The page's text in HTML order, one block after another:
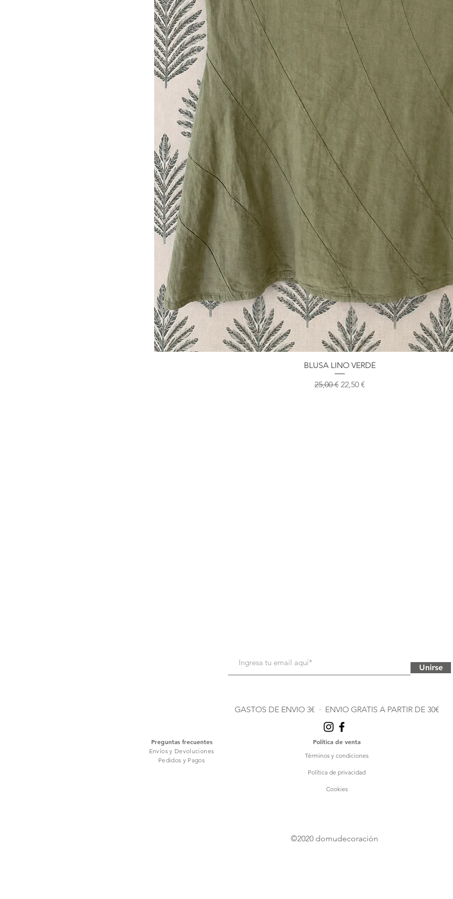
BLUSA LINO VERDE
Precio
25,00 € Precio de oferta
22,50 €
Unirse
GASTOS DE ENVIO 3€ · ENVIO GRATIS A PARTIR DE 30€
Política de venta
Términos y condiciones
Política de privacidad
Cookies
©2020 domudecoración
Preguntas frecuentes
Envíos y Devoluciones
Pedidos y Pagos